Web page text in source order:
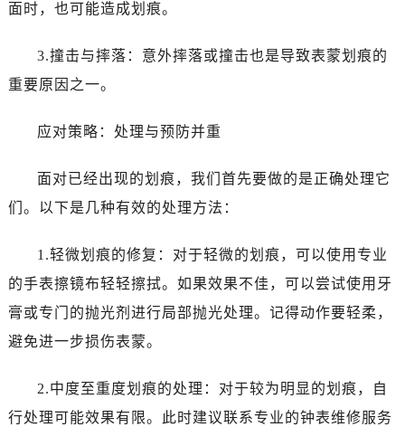
面时，也可能造成划痕。
3.撞击与摔落：意外摔落或撞击也是导致表蒙划痕的
重要原因之一。
应对策略：处理与预防并重
面对已经出现的划痕，我们首先要做的是正确处理它
们。以下是几种有效的处理方法：
1.轻微划痕的修复：对于轻微的划痕，可以使用专业
的手表擦镜布轻轻擦拭。如果效果不佳，可以尝试使用牙
膏或专门的抛光剂进行局部抛光处理。记得动作要轻柔，
避免进一步损伤表蒙。
2.中度至重度划痕的处理：对于较为明显的划痕，自
行处理可能效果有限。此时建议联系专业的钟表维修服务